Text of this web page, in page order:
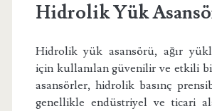
Hidrolik Yük
Hidrolik yük asansörü, ağır
için kullanılan güvenilir ve etkili
asansörler, hidrolik basınç
genellikle endüstriyel ve ticari